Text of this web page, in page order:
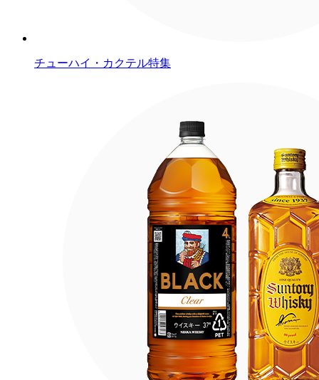
チューハイ・カクテル特集